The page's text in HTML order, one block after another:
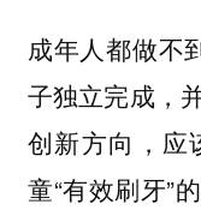
成年人都做不
子独立完成，
创新方向，应
童“有效刷牙”